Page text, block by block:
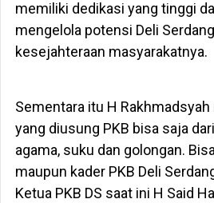
memiliki dedikasi yang tinggi
mengelola potensi Deli
kesejahteraan masyarakatnya.
Sementara itu H
yang diusung PKB bisa saja
agama, suku dan golongan.
maupun kader PKB Deli
Ketua PKB DS saat ini H Said